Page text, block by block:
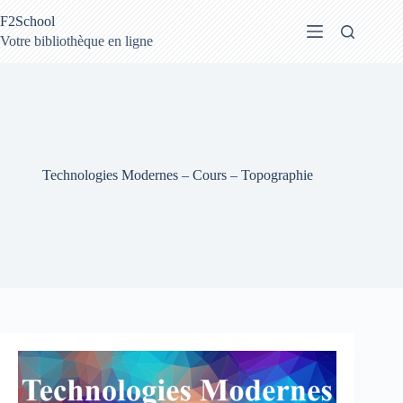
au
contenu
F2School
Votre bibliothèque en ligne
Technologies Modernes – Cours – Topographie